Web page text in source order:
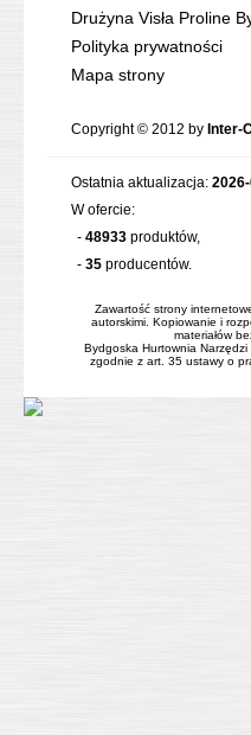
Drużyna Visła Proline
Polityka prywatności
Mapa strony
Copyright © 2012 by Inter-
Ostatnia aktualizacja:
W ofercie:
- 48933 produktów,
- 35 producentów.
Zawartość strony
autorskimi. Kopiowanie i
materiałów
Bydgoska Hurtownia
zgodnie z art. 35 ustawy o